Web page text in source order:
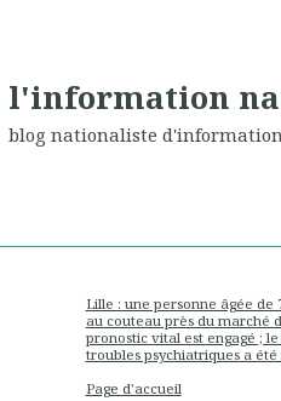
l'information
blog nationaliste
Lille : une personne âgée de
au couteau près du marché
pronostic vital est engagé ;
troubles psychiatriques a
Page d'accueil